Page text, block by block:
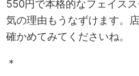
550円で本格的なフェイス
気の理由もうなずけます。
確かめてみてくださいね。
＊